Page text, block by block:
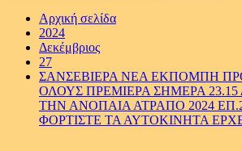
Αρχική σελίδα
2024
Δεκέμβριος
27
ΣΑΝΣΕΒΙΕΡΑ ΝΕΑ ΕΚΠΟΜΠΗ
ΟΛΟΥΣ ΠΡΕΜΙΕΡΑ ΣΗΜΕΡΑ
ΤΗΝ ΑΝΟΠΑΙΑ ΑΤΡΑΠΟ 2024
ΦΟΡΤΙΣΤΕ ΤΑ ΑΥΤΟΚΙΝΗΤΑ